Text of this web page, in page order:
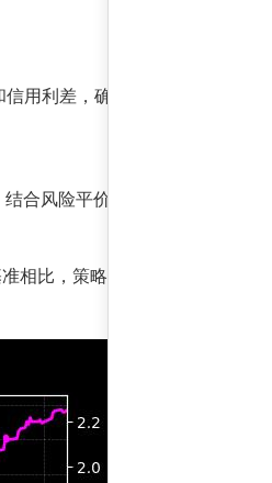
用利差，确保在收益与安全间取
合风险平价原则，在控制回撤的
比，策略超额收益显著，夏普